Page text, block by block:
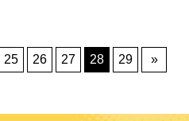
25 26 27 28 29 »